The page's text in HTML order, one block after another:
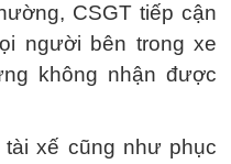
CSGT tiếp cận
người bên trong xe
không nhận được
xế cũng như phục